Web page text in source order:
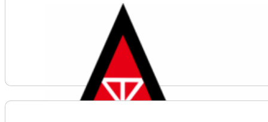
Voir plus d'informations sur Radio Amateurs du